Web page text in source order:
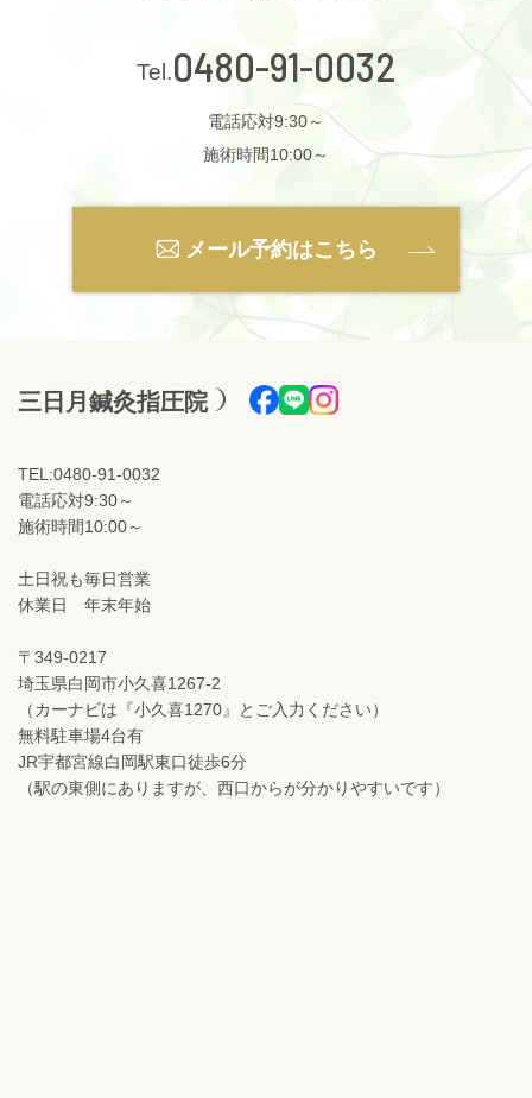
0480-91-0032
電話応対9:30～
施術時間10:00～
メール予約はこちら
三日月鍼灸指圧院
TEL:0480-91-0032
電話応対9:30～
施術時間10:00～
土日祝も毎日営業
休業日 年末年始
〒349-0217
埼玉県白岡市小久喜1267-2
（カーナビは『小久喜1270』とご入力ください）
無料駐車場4台有
JR宇都宮線白岡駅東口徒歩6分
（駅の東側にありますが、西口からが分かりやすいです）